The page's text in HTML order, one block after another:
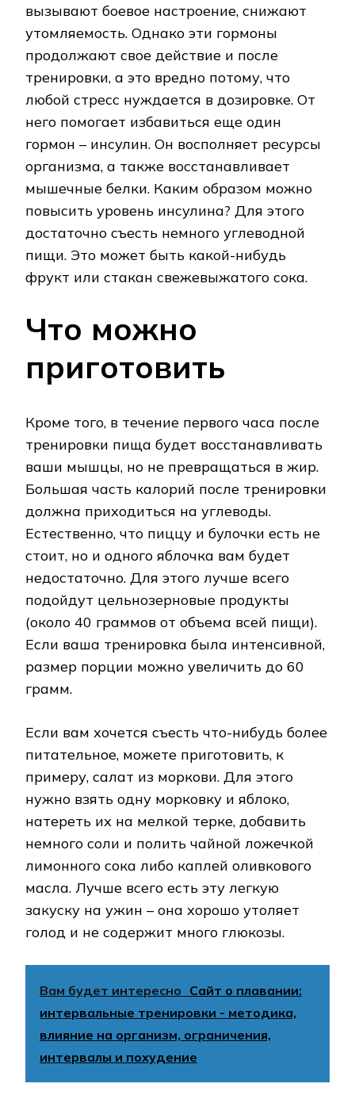
вызывают боевое настроение, снижают
утомляемость. Однако эти гормоны
продолжают свое действие и после
тренировки, а это вредно потому, что
любой стресс нуждается в дозировке. От
него помогает избавиться еще один
гормон – инсулин. Он восполняет ресурсы
организма, а также восстанавливает
мышечные белки. Каким образом можно
повысить уровень инсулина? Для этого
достаточно съесть немного углеводной
пищи. Это может быть какой-нибудь
фрукт или стакан свежевыжатого сока.
Что можно
приготовить
Кроме того, в течение первого часа после
тренировки пища будет восстанавливать
ваши мышцы, но не превращаться в жир.
Большая часть калорий после тренировки
должна приходиться на углеводы.
Естественно, что пиццу и булочки есть не
стоит, но и одного яблочка вам будет
недостаточно. Для этого лучше всего
подойдут цельнозерновые продукты
(около 40 граммов от объема всей пищи).
Если ваша тренировка была интенсивной,
размер порции можно увеличить до 60
грамм.
Если вам хочется съесть что-нибудь более
питательное, можете приготовить, к
примеру, салат из моркови. Для этого
нужно взять одну морковку и яблоко,
натереть их на мелкой терке, добавить
немного соли и полить чайной ложечкой
лимонного сока либо каплей оливкового
масла. Лучше всего есть эту легкую
закуску на ужин – она хорошо утоляет
голод и не содержит много глюкозы.
Вам будет интересно Сайт о плавании:
интервальные тренировки - методика,
влияние на организм, ограничения,
интервалы и похудение